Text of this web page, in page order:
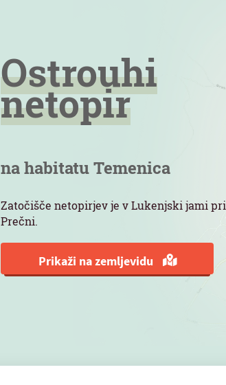
Ostrouhi
netopir
na habitatu Temenica
Zatočišče netopirjev je v Lukenjski jami pri
Prečni.
Prikaži na zemljevidu